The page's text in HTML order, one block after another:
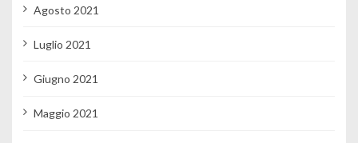
Agosto 2021
Luglio 2021
Giugno 2021
Maggio 2021